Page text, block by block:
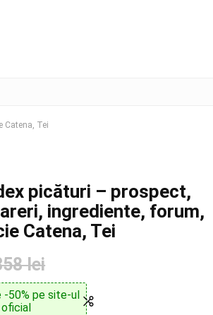
Catena, Tei
picături – prospect,
ingrediente, forum,
Catena, Tei
lei
-50% pe site-ul
oficial